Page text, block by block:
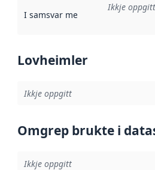
I samsvar med Referanse til
Ikkje oppgitt
Lovheimler
Ikkje oppgitt
Omgrep brukte i
Ikkje oppgitt